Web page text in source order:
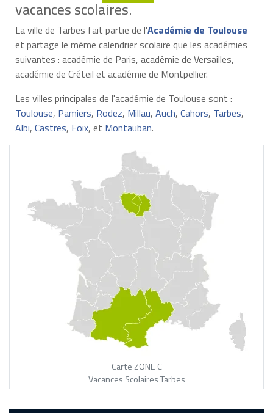
vacances scolaires.
La ville de Tarbes fait partie de l'Académie de Toulouse
et partage le même calendrier scolaire que les académies
suivantes : académie de Paris, académie de Versailles,
académie de Créteil et académie de Montpellier.
Les villes principales de l'académie de Toulouse sont :
Toulouse, Pamiers, Rodez, Millau, Auch, Cahors, Tarbes,
Albi, Castres, Foix, et Montauban.
Carte ZONE C
Vacances Scolaires Tarbes